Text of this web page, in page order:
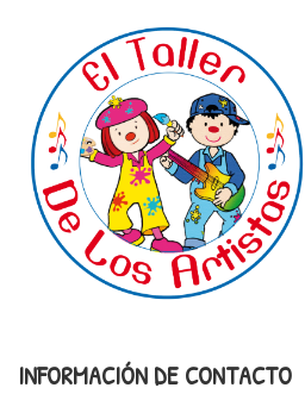
INFORMACIÓN DE CONTACTO